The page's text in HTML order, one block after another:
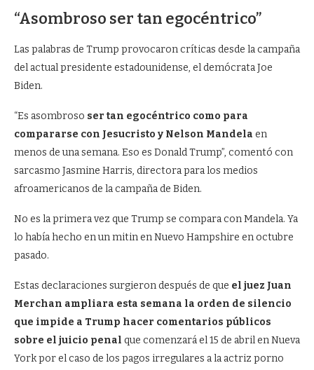
“Asombroso ser tan egocéntrico”
Las palabras de Trump provocaron críticas desde la campaña
del actual presidente estadounidense, el demócrata Joe
Biden.
“Es asombroso ser tan egocéntrico como para
compararse con Jesucristo y Nelson Mandela en
menos de una semana. Eso es Donald Trump”, comentó con
sarcasmo Jasmine Harris, directora para los medios
afroamericanos de la campaña de Biden.
No es la primera vez que Trump se compara con Mandela. Ya
lo había hecho en un mitin en Nuevo Hampshire en octubre
pasado.
Estas declaraciones surgieron después de que el juez Juan
Merchan ampliara esta semana la orden de silencio
que impide a Trump hacer comentarios públicos
sobre el juicio penal que comenzará el 15 de abril en Nueva
York por el caso de los pagos irregulares a la actriz porno